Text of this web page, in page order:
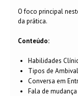
O foco principal
da prática.
Conteúdo:
Habilidades
Tipos de
Conversa em
Fala de